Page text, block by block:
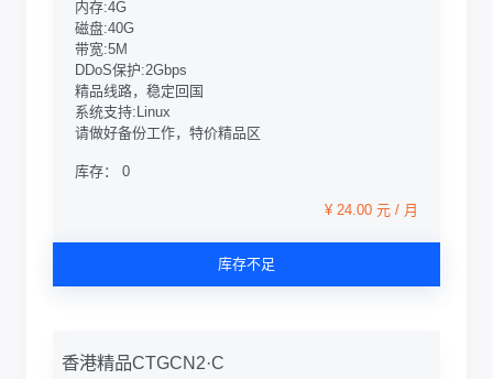
内存:4G
磁盘:40G
带宽:5M
DDoS保护:2Gbps
精品线路，稳定回国
系统支持:Linux
请做好备份工作，特价精品区
库存： 0
¥ 24.00 元 / 月
库存不足
香港精品CTGCN2·C